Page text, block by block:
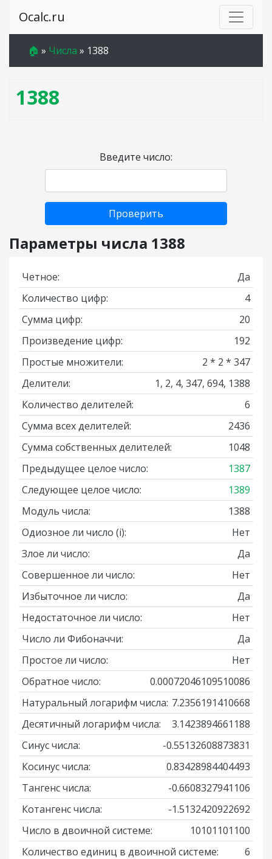
Ocalc.ru
🏠 » Числа » 1388
1388
Введите число:
Проверить
Параметры числа 1388
Четное:
Да
Количество цифр:
4
Сумма цифр:
20
Произведение цифр:
192
Простые множители:
2 * 2 * 347
Делители:
1, 2, 4, 347, 694, 1388
Количество делителей:
6
Сумма всех делителей:
2436
Сумма собственных делителей:
1048
Предыдущее целое число:
1387
Следующее целое число:
1389
Модуль числа:
1388
Одиозное ли число (i):
Нет
Злое ли число:
Да
Совершенное ли число:
Нет
Избыточное ли число:
Да
Недостаточное ли число:
Нет
Число ли Фибоначчи:
Да
Простое ли число:
Нет
Обратное число:
0.00072046109510086
Натуральный логарифм числа: 7.2356191410668
Десятичный логарифм числа:
3.1423894661188
Синус числа:
-0.55132608873831
Косинус числа:
0.83428984404493
Тангенс числа:
-0.6608327941106
Котангенс числа:
-1.5132420922692
Число в двоичной системе:
10101101100
Количество единиц в двоичной системе:
6